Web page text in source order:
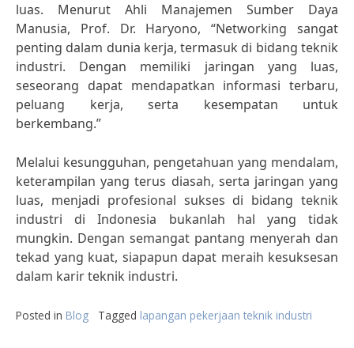
luas. Menurut Ahli Manajemen Sumber Daya
Manusia, Prof. Dr. Haryono, “Networking sangat
penting dalam dunia kerja, termasuk di bidang teknik
industri. Dengan memiliki jaringan yang luas,
seseorang dapat mendapatkan informasi terbaru,
peluang kerja, serta kesempatan untuk
berkembang.”
Melalui kesungguhan, pengetahuan yang mendalam,
keterampilan yang terus diasah, serta jaringan yang
luas, menjadi profesional sukses di bidang teknik
industri di Indonesia bukanlah hal yang tidak
mungkin. Dengan semangat pantang menyerah dan
tekad yang kuat, siapapun dapat meraih kesuksesan
dalam karir teknik industri.
Posted in Blog Tagged lapangan pekerjaan teknik industri